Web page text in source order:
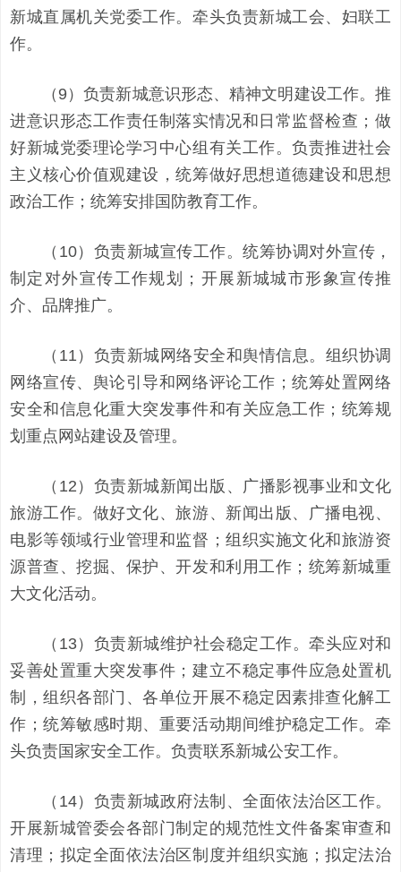
新城直属机关党委工作。牵头负责新城工会、妇联工
作。
（9）负责新城意识形态、精神文明建设工作。推
进意识形态工作责任制落实情况和日常监督检查；做
好新城党委理论学习中心组有关工作。负责推进社会
主义核心价值观建设，统筹做好思想道德建设和思想
政治工作；统筹安排国防教育工作。
（10）负责新城宣传工作。统筹协调对外宣传，
制定对外宣传工作规划；开展新城城市形象宣传推
介、品牌推广。
（11）负责新城网络安全和舆情信息。组织协调
网络宣传、舆论引导和网络评论工作；统筹处置网络
安全和信息化重大突发事件和有关应急工作；统筹规
划重点网站建设及管理。
（12）负责新城新闻出版、广播影视事业和文化
旅游工作。做好文化、旅游、新闻出版、广播电视、
电影等领域行业管理和监督；组织实施文化和旅游资
源普查、挖掘、保护、开发和利用工作；统筹新城重
大文化活动。
（13）负责新城维护社会稳定工作。牵头应对和
妥善处置重大突发事件；建立不稳定事件应急处置机
制，组织各部门、各单位开展不稳定因素排查化解工
作；统筹敏感时期、重要活动期间维护稳定工作。牵
头负责国家安全工作。负责联系新城公安工作。
（14）负责新城政府法制、全面依法治区工作。
开展新城管委会各部门制定的规范性文件备案审查和
清理；拟定全面依法治区制度并组织实施；拟定法治